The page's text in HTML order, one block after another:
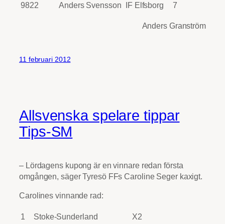
9822
Anders Svensson IF Elfsborg 7
Anders Granström
11 februari 2012
Allsvenska spelare tippar
Tips-SM
– Lördagens kupong är en vinnare redan första
omgången, säger Tyresö FFs Caroline Seger kaxigt.
Carolines vinnande rad:
1 Stoke-Sunderland
X2